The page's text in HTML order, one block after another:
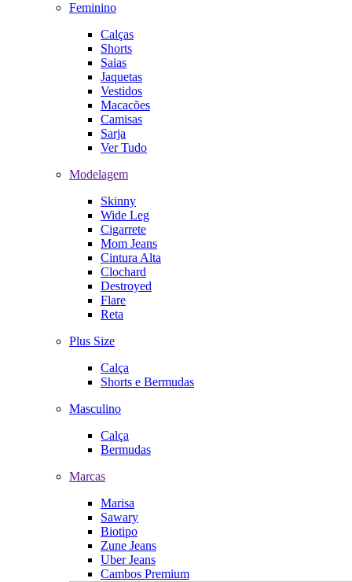
Feminino
Calças
Shorts
Saias
Jaquetas
Vestidos
Macacões
Camisas
Sarja
Ver Tudo
Modelagem
Skinny
Wide Leg
Cigarrete
Mom Jeans
Cintura Alta
Clochard
Destroyed
Flare
Reta
Plus Size
Calça
Shorts e Bermudas
Masculino
Calça
Bermudas
Marcas
Marisa
Sawary
Biotipo
Zune Jeans
Uber Jeans
Cambos Premium